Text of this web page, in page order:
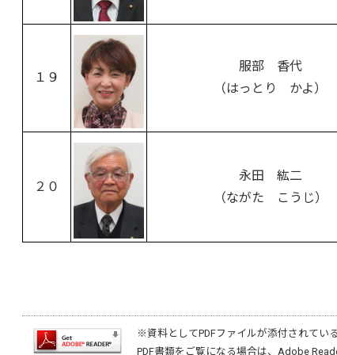
１９
服部 香代
（はっとり かよ）
２０
永田 紘二
（ながた こうじ）
※資料としてPDFファイルが添付されてい
PDF書類をご覧になる場合は、 Adobe